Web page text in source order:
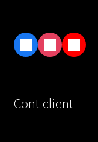
F
b
I
t
a
T
Cont client